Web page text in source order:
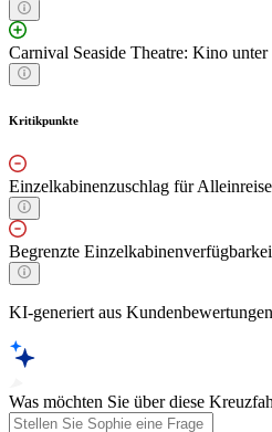
Carnival Seaside Theatre: Kino unter
Kritikpunkte
Einzelkabinenzuschlag für
Begrenzte
KI-generiert aus Kundenbewertungen
Was möchten Sie über diese